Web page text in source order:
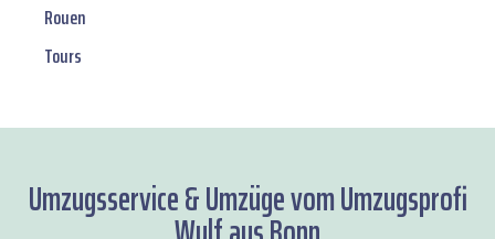
Rouen
Tours
Umzugsservice & Umzüge vom Umzugsprofi